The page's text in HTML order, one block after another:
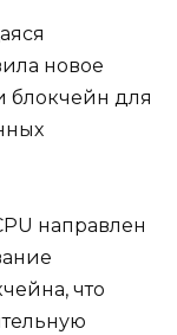
новое
блокчейн для
направлен
что